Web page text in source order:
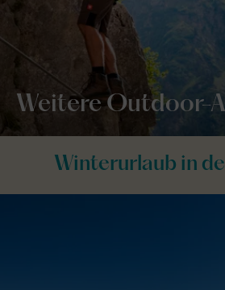
Weitere Outdoor-
Winterurlaub in